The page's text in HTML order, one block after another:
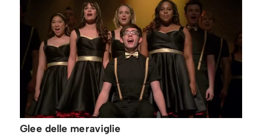
Glee delle meraviglie